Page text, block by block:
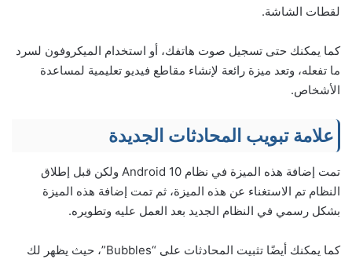
لقطات الشاشة.
كما يمكنك حتى تسجيل صوت هاتفك، أو استخدام الميكروفون لسرد
ما تفعله، وتعد ميزة رائعة لإنشاء مقاطع فيديو تعليمية لمساعدة
الأشخاص.
علامة تبويب المحادثات الجديدة
تمت إضافة هذه الميزة في نظام Android 10 ولكن قبل إطلاق
النظام تم الاستغناء عن هذه الميزة، ثم تمت إضافة هذه الميزة
بشكل رسمي في النظام الجديد بعد العمل عليه وتطويره.
كما يمكنك أيضًا تثبيت المحادثات على “Bubbles”، حيث يظهر لك